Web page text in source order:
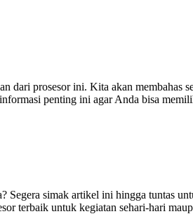
prosesor ini. Kita akan membahas
penting ini agar Anda bisa
simak artikel ini hingga tuntas
terbaik untuk kegiatan sehari-hari